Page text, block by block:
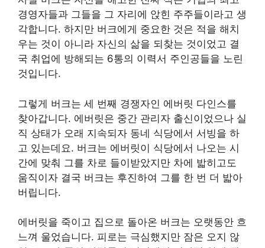
경영자들과 그들을 그 자리에 앉힌 주주들이라고 생
각합니다. 하지만 버크에게 중요한 것은 적을 해치
우는 것이 아니라 자신의 삶을 되찾는 것이었고 결
국 취업에 방해되는 6통의 이력서 주인공들을 노린
것입니다.
그렇게 버크는 세 번째 경쟁자인 에버릿 다인스를
찾아갑니다. 에버릿은 중간 관리자 출신이었으나 실
직 상태가 오래 지속되자 동네 식당에서 서빙을 하
고 있는데요. 버크는 에버릿이 식당에서 나오는 시
간에 맞춰 그를 차로 들이받았지만 차에 밟히고도
움직이자 결국 버크는 후진하여 그를 한 번 더 밟아
버립니다.
에버릿을 죽이고 집으로 돌아온 버크는 오랫동안 흐
느껴 울었습니다. 피로는 극심했지만 잠은 오지 않